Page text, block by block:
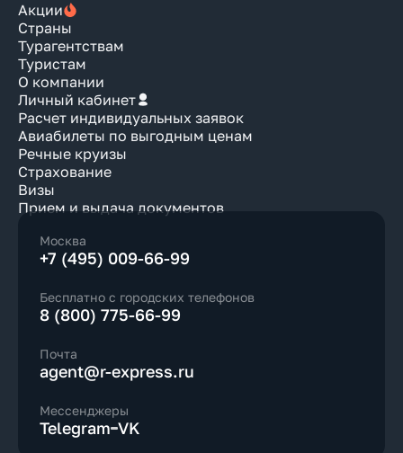
Акции
Страны
Турагентствам
Туристам
О компании
Личный кабинет
Расчет индивидуальных заявок
Авиабилеты по выгодным ценам
Речные круизы
Страхование
Визы
Прием и выдача документов
Москва
+7 (495) 009-66-99
Бесплатно с городских телефонов
8 (800) 775-66-99
Почта
agent@r-express.ru
Мессенджеры
Telegram VK